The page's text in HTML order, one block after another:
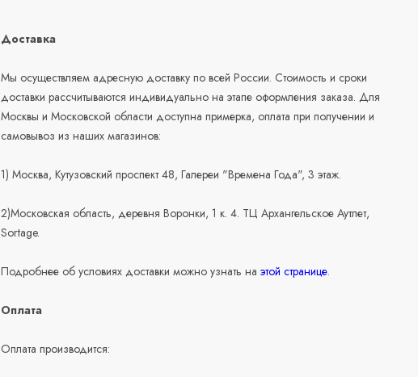
Доставка
Мы осуществляем адресную доставку по всей России. Стоимость и сроки
доставки рассчитываются индивидуально на этапе оформления заказа. Для
Москвы и Московской области доступна примерка, оплата при получении и
самовывоз из наших магазинов:
1) Москва, Кутузовский проспект 48, Галереи "Времена Года", 3 этаж.
2)Московская область, деревня Воронки, 1 к. 4. ТЦ Архангельское Аутлет,
Sortage.
Подробнее об условиях доставки можно узнать наэтой странице.
Оплата
Оплата производится: